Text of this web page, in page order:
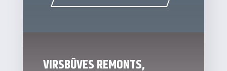
VIRSBŪVES REMONTS,